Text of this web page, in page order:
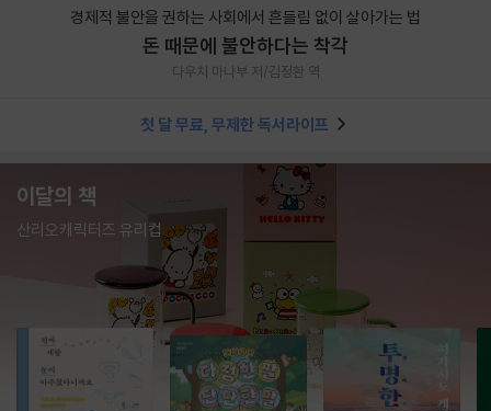
경제적 불안을 권하는 사회에서 흔들림 없이 살아가는 법
돈 때문에 불안하다는 착각
다우치 마나부 저/김정환 역
첫 달 무료, 무제한 독서라이프
이달의 책
산리오캐릭터즈 유리컵